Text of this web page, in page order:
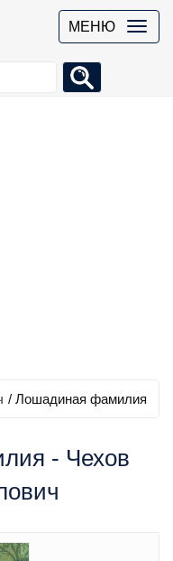
МЕНЮ
/ Лошадиная фамилия
- Чехов